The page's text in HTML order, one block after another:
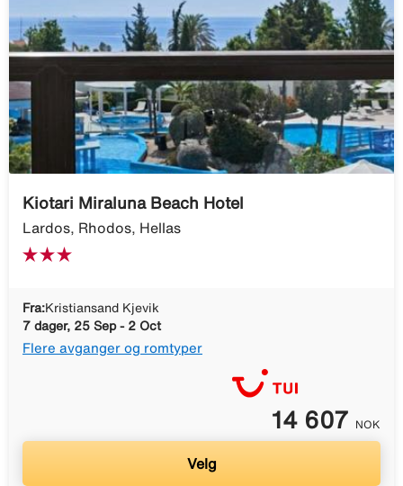
Kiotari Miraluna Beach Hotel
Lardos, Rhodos, Hellas
Fra:Kristiansand Kjevik
7 dager, 25 Sep - 2 Oct
Flere avganger og romtyper
14 607 NOK
Velg